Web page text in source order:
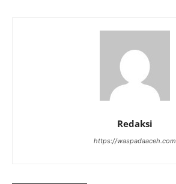
Redaksi
https://waspadaaceh.com